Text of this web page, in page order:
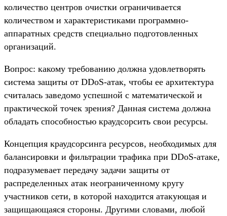
количество центров очистки ограничивается
количеством и характеристиками программно-
аппаратных средств специально подготовленных
организаций.
Вопрос: какому требованию должна удовлетворять
система защиты от DDoS-атак, чтобы ее архитектура
считалась заведомо успешной с математической и
практической точек зрения? Данная система должна
обладать способностью краудсорсить свои ресурсы.
Концепция краудсорсинга ресурсов, необходимых для
балансировки и фильтрации трафика при DDoS-атаке,
подразумевает передачу задачи защиты от
распределенных атак неограниченному кругу
участников сети, в которой находится атакующая и
защищающаяся стороны. Другими словами, любой